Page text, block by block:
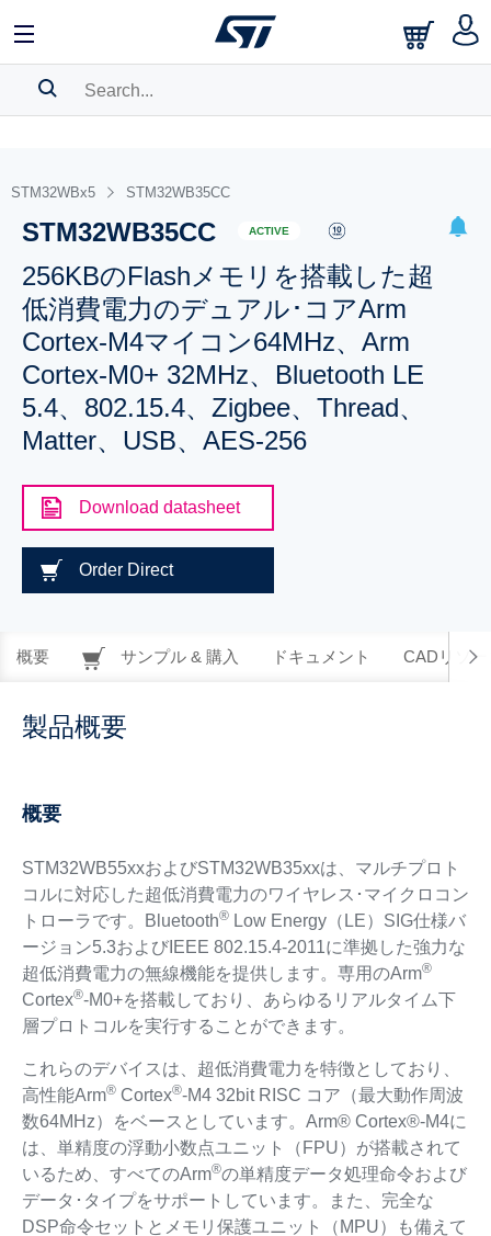
BOOKMARK
Pleaselog into show your saved searches.
STM32WBx5 STM32WB35CC
STM32WB35CC ACTIVE
256KBのFlashメモリを搭載した超
低消費電力のデュアル･コアArm
Cortex-M4マイコン64MHz、Arm
Cortex-M0+ 32MHz、Bluetooth LE
5.4、802.15.4、Zigbee、Thread、
Matter、USB、AES-256
Download datasheet
Order Direct
概要 サンプル & 購入 ドキュメント CADリソー
製品概要
概要
STM32WB55xxおよびSTM32WB35xxは、マルチプロト
コルに対応した超低消費電力のワイヤレス･マイクロコン
トローラです。Bluetooth®Low Energy（LE）SIG仕様バ
ージョン5.3およびIEEE 802.15.4-2011に準拠した強力な
超低消費電力の無線機能を提供します。専用のArm®
Cortex®-M0+を搭載しており、あらゆるリアルタイム下
層プロトコルを実行することができます。
これらのデバイスは、超低消費電力を特徴としており、
高性能Arm®Cortex®-M4 32bit RISC コア（最大動作周波
数64MHz）をベースとしています。Arm® Cortex®-M4に
は、単精度の浮動小数点ユニット（FPU）が搭載されて
いるため、すべてのArm®の単精度データ処理命令および
データ･タイプをサポートしています。また、完全な
DSP命令セットとメモリ保護ユニット（MPU）も備えて